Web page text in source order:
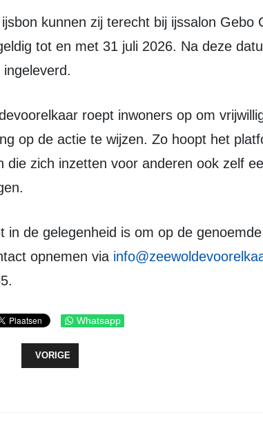
tot en met 31 juli 2026. Na deze
op de actie te wijzen. Zo hoopt het
die zich inzetten voor anderen ook zelf
opnemen via
Whatsapp
VORIG ARTIKEL: TOON HERMANS HUIS
VORIGE